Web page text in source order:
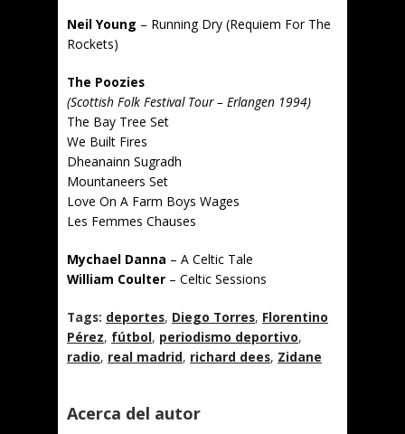
Neil Young – Running Dry (Requiem For The
Rockets)
The Poozies
(Scottish Folk Festival Tour – Erlangen 1994)
The Bay Tree Set
We Built Fires
Dheanainn Sugradh
Mountaneers Set
Love On A Farm Boys Wages
Les Femmes Chauses
Mychael Danna – A Celtic Tale
William Coulter – Celtic Sessions
Tags: deportes, Diego Torres, Florentino
Pérez, fútbol, periodismo deportivo,
radio, real madrid, richard dees, Zidane
Acerca del autor